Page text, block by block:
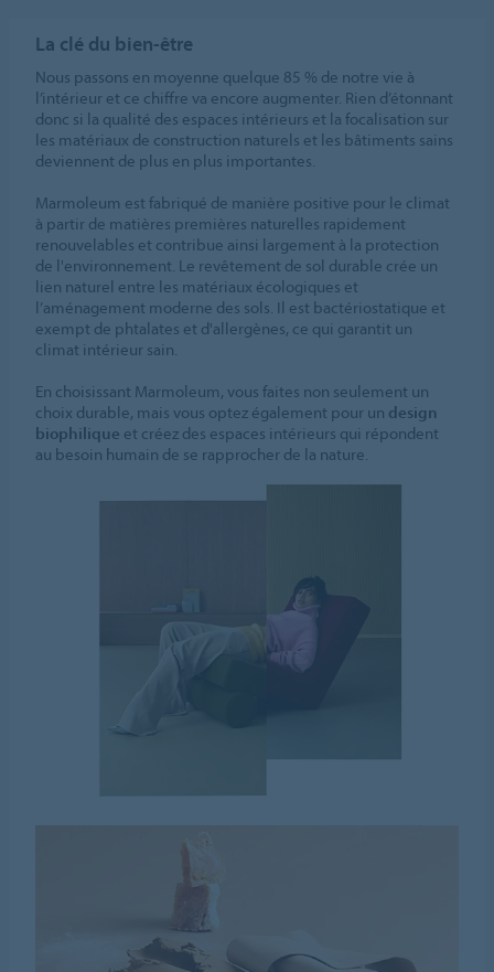
La clé du bien-être
Nous passons en moyenne quelque 85 % de notre vie à
l’intérieur et ce chiffre va encore augmenter. Rien d’étonnant
donc si la qualité des espaces intérieurs et la focalisation sur
les matériaux de construction naturels et les bâtiments sains
deviennent de plus en plus importantes.
Marmoleum est fabriqué de manière positive pour le climat
à partir de matières premières naturelles rapidement
renouvelables et contribue ainsi largement à la protection
de l'environnement. Le revêtement de sol durable crée un
lien naturel entre les matériaux écologiques et
l’aménagement moderne des sols. Il est bactériostatique et
exempt de phtalates et d'allergènes, ce qui garantit un
climat intérieur sain.
En choisissant Marmoleum, vous faites non seulement un
choix durable, mais vous optez également pour un design
biophilique et créez des espaces intérieurs qui répondent
au besoin humain de se rapprocher de la nature.